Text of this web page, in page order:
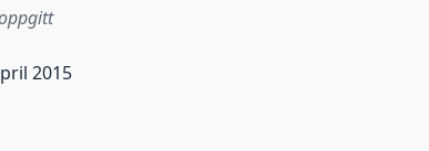
dette datasettet første gang ble utgitt. Det kan
2015